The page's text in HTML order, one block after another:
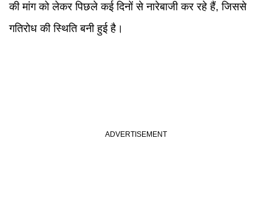
की मांग को लेकर पिछले कई दिनों से नारेबाजी कर रहे हैं, जिससे
गतिरोध की स्थिति बनी हुई है।